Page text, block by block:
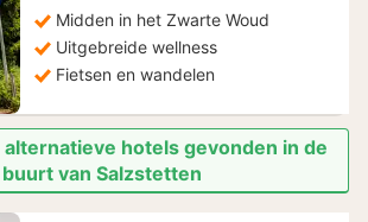
Midden in het Zwarte Woud
Uitgebreide wellness
Fietsen en wandelen
hotels gevonden in de
buurt van Salzstetten